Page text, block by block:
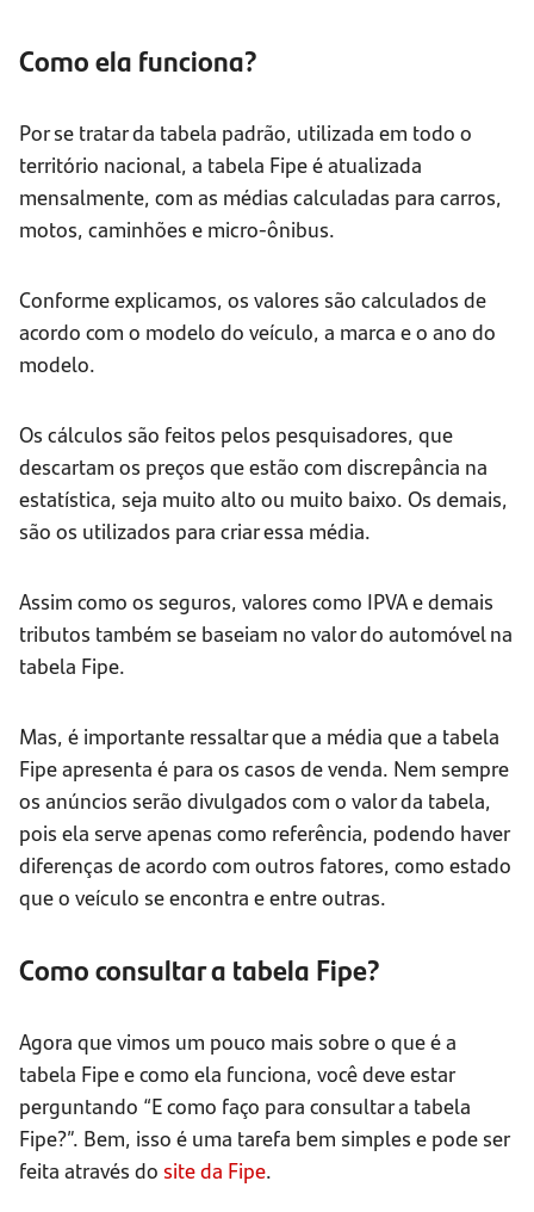
Como ela funciona?
Por se tratar da tabela padrão, utilizada em todo o
território nacional, a tabela Fipe é atualizada
mensalmente, com as médias calculadas para carros,
motos, caminhões e micro-ônibus.
Conforme explicamos, os valores são calculados de
acordo com o modelo do veículo, a marca e o ano do
modelo.
Os cálculos são feitos pelos pesquisadores, que
descartam os preços que estão com discrepância na
estatística, seja muito alto ou muito baixo. Os demais,
são os utilizados para criar essa média.
Assim como os seguros, valores como IPVA e demais
tributos também se baseiam no valor do automóvel na
tabela Fipe.
Mas, é importante ressaltar que a média que a tabela
Fipe apresenta é para os casos de venda. Nem sempre
os anúncios serão divulgados com o valor da tabela,
pois ela serve apenas como referência, podendo haver
diferenças de acordo com outros fatores, como estado
que o veículo se encontra e entre outras.
Como consultar a tabela Fipe?
Agora que vimos um pouco mais sobre o que é a
tabela Fipe e como ela funciona, você deve estar
perguntando “E como faço para consultar a tabela
Fipe?”. Bem, isso é uma tarefa bem simples e pode ser
feita através do site da Fipe.